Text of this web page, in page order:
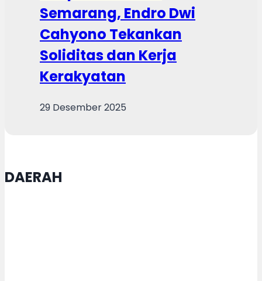
Semarang, Endro Dwi
Cahyono Tekankan
Soliditas dan Kerja
Kerakyatan
29 Desember 2025
DAERAH